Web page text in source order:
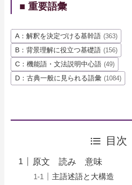
■ 重要語彙
A：解釈を決定づける基幹語 (363)
B：背景理解に役立つ基礎語 (156)
C：機能語・文法説明中心語 (49)
D：古典一般に見られる語彙 (1084)
目次
原文 読み 意味
主語述語と大構造